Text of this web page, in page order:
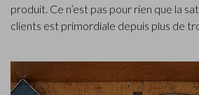
produit. Ce n’est pas pour rien que la
clients est primordiale depuis plus de